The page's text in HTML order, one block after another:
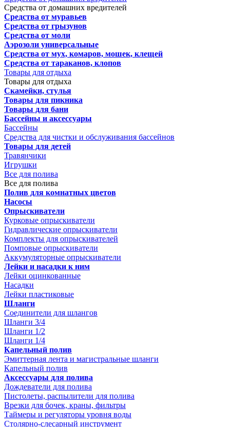
Средства от домашних вредителей
Средства от муравьев
Средства от грызунов
Средства от моли
Аэрозоли универсальные
Средства от мух, комаров, мошек, клещей
Средства от тараканов, клопов
Товары для отдыха
Товары для отдыха
Скамейки, стулья
Товары для пикника
Товары для бани
Бассейны и аксессуары
Бассейны
Средства для чистки и обслуживания бассейнов
Товары для детей
Травянчики
Игрушки
Все для полива
Все для полива
Полив для комнатных цветов
Насосы
Опрыскиватели
Курковые опрыскиватели
Гидравлические опрыскиватели
Комплекты для опрыскивателей
Помповые опрыскиватели
Аккумуляторные опрыскиватели
Лейки и насадки к ним
Лейки оцинкованные
Насадки
Лейки пластиковые
Шланги
Соединители для шлангов
Шланги 3/4
Шланги 1/2
Шланги 1/4
Капельный полив
Эмиттерная лента и магистральные шланги
Капельный полив
Аксессуары для полива
Дождеватели для полива
Пистолеты, распылители для полива
Врезки для бочек, краны, фильтры
Таймеры и регуляторы уровня воды
Столярно-слесарный инструмент